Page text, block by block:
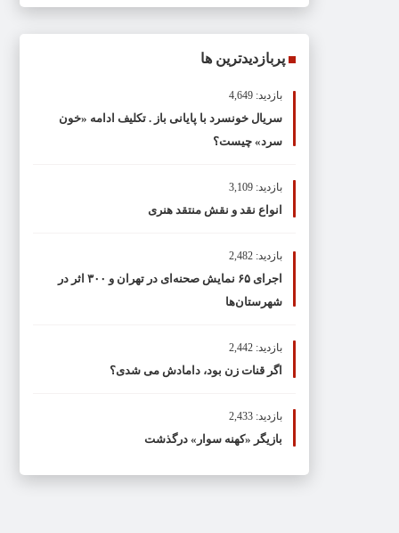
پربازدیدترین ها
بازدید: 4,649
سریال خونسرد با پایانی باز . تکلیف ادامه «خون
سرد» چیست؟
بازدید: 3,109
انواع نقد و نقش منتقد هنری
بازدید: 2,482
اجرای ۶۵ نمایش صحنه‌ای در تهران و ۳۰۰ اثر در
شهرستان‌ها
بازدید: 2,442
اگر قنات زن بود، دامادش می شدی؟
بازدید: 2,433
بازیگر «کهنه سوار» درگذشت